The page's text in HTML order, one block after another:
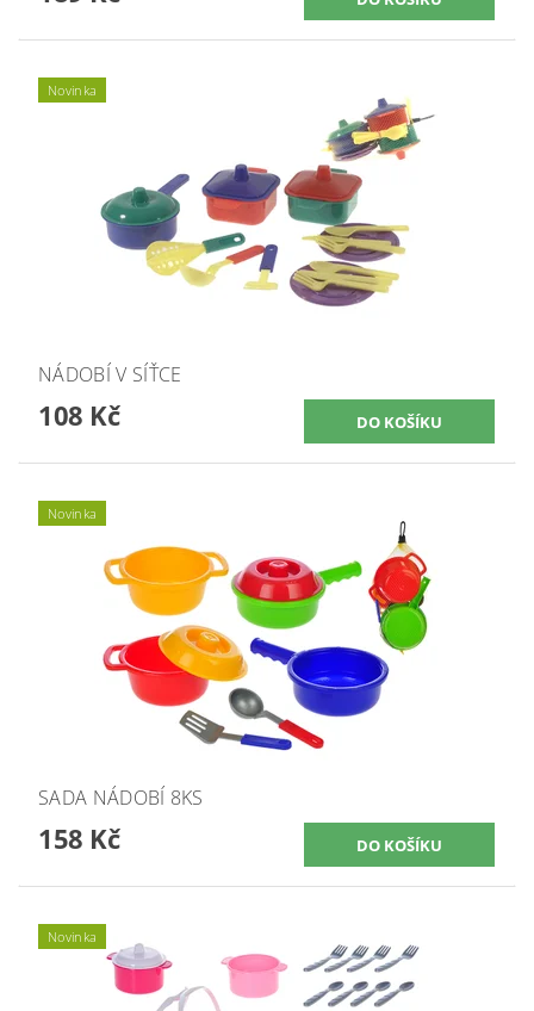
Novinka
NÁDOBÍ V SÍŤCE
108 Kč
Novinka
SADA NÁDOBÍ 8KS
158 Kč
Novinka